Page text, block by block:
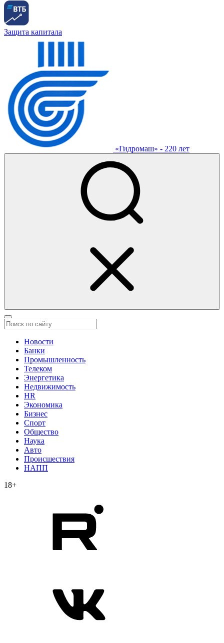
Защита капитала
«Гидромаш» - 220 лет
Новости
Банки
Промышленность
Телеком
Энергетика
Недвижимость
HR
Экономика
Бизнес
Спорт
Общество
Наука
Авто
Происшествия
НАПП
18+